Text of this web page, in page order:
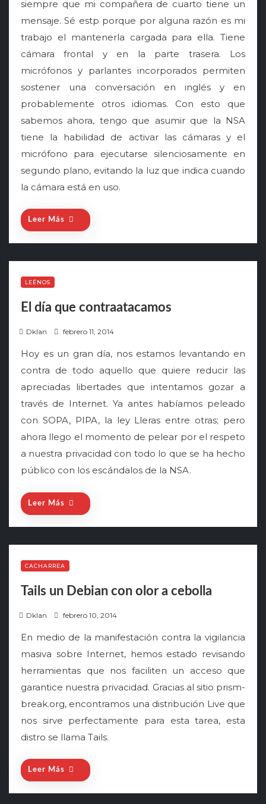
e
d
siempre que mi compañera de cuarto tiene un
mensaje. Sé estp porque por alguna razón es mi
trabajo el mantenerla cargada para ella. Tiene
cámara frontal y en la parte trasera. Los
micrófonos y parlantes incorporados permiten
sostener una conversación en inglés y en
probablemente otros idiomas. Con esto que
sabemos ahora, tengo que asumir que la NSA
tiene la habilidad de activar las cámaras y el
micrófono para ejecutarse silenciosamente en
segundo plano, evitando la luz que indica cuando
la cámara está en uso.
Leer Más
LEÉNOS
El día que contraatacamos
Dklan
s
t
e
d
o
febrero 11, 2014
Hoy es un gran día, nos estamos levantando en
contra de todo aquello que quiere reducir las
apreciadas libertades que intentamos gozar a
través de Internet. Ya antes habíamos peleado
con SOPA, PIPA, la ley Lleras entre otras; pero
ahora llego el momento de pelear por el respeto
a nuestra privacidad con todo lo que se ha hecho
público con los escándalos de la NSA.
Leer Más
CACHARREA
Tails un Debian con olor a cebolla
Dklan
s
t
e
d
febrero 10, 2014
En medio de la manifestación contra la vigilancia
masiva sobre Internet, hemos estado revisando
herramientas que nos faciliten un acceso que
garantice nuestra privacidad. Gracias al sitio prism-
break.org, encontramos una distribución Live que
nos sirve perfectamente para esta tarea, esta
distro se llama Tails.
Leer Más